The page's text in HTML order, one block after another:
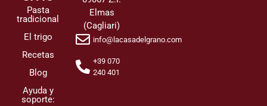
Pasta
tradicional
El trigo
Recetas
Blog
Ayuda y
soporte:
Elmas
(Cagliari)
info@lacasadelgrano.com
+39 070
240 401